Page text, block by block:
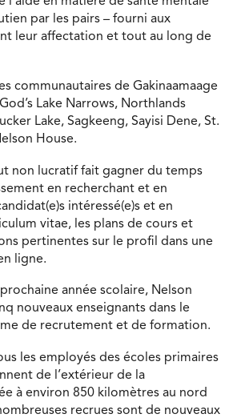
par les pairs – fourni aux
leur affectation et tout au long de
communautaires de Gakinaamaage
Lake Narrows, Northlands
Lake, Sagkeeng, Sayisi Dene, St.
House.
non lucratif fait gagner du temps
en recherchant et en
intéressé(e)s et en
vitae, les plans de cours et
pertinentes sur le profil dans une
ligne.
année scolaire, Nelson
nouveaux enseignants dans le
de recrutement et de formation.
les employés des écoles primaires
de l’extérieur de la
à environ 850 kilomètres au nord
recrues sont de nouveaux